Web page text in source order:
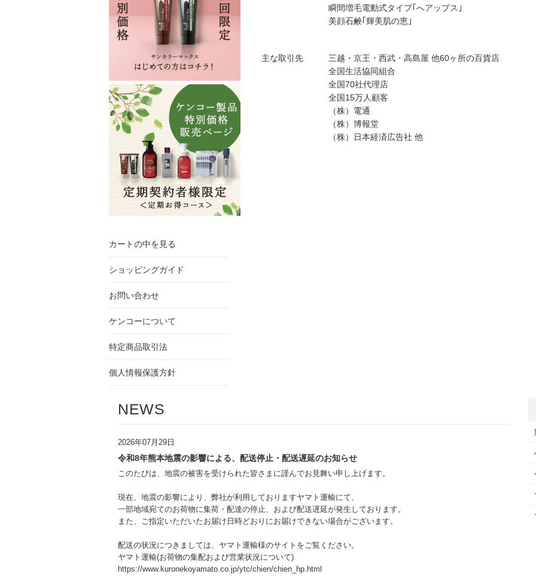
カートの中を見る
ショッピングガイド
お問い合わせ
ケンコーについて
特定商品取引法
個人情報保護方針
瞬間増毛電動式タイプ｢へアップス｣
美顔石鹸｢輝美肌の恵｣
主な取引先
三越・京王・西武・高島屋 他60ヶ所の百貨店
全国生活協同組合
全国70社代理店
全国15万人顧客
（株）電通
（株）博報堂
（株）日本経済広告社 他
NEWS
2026年07月29日
令和8年熊本地震の影響による、配送停止・配送遅延のお知らせ
このたびは、地震の被害を受けられた皆さまに謹んでお見舞い申し上げます。
現在、地震の影響により、弊社が利用しておりますヤマト運輸にて、
一部地域宛てのお荷物に集荷・配達の停止、および配送遅延が発生しております。
また、ご指定いただいたお届け日時どおりにお届けできない場合がございます。
配送の状況につきましては、ヤマト運輸様のサイトをご覧ください。
ヤマト運輸(お荷物の集配および営業状況について)
https://www.kuronekoyamato.co.jp/ytc/chien/chien_hp.html